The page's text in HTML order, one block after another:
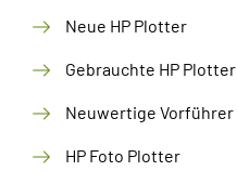
Neue HP Plotter
Gebrauchte HP Plotter
Neuwertige Vorführer
HP Foto Plotter